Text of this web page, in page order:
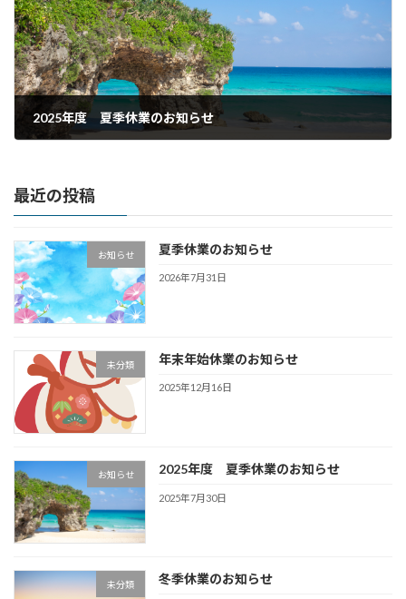
2025年度 夏季休業のお知らせ
最近の投稿
お知らせ 夏季休業のお知らせ
2026年7月31日
未分類 年末年始休業のお知らせ
2025年12月16日
お知らせ 2025年度 夏季休業のお知らせ
2025年7月30日
未分類 冬季休業のお知らせ